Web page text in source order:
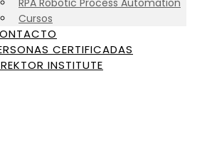
RPA Robotic Process Automation
Cursos
CERTIFICADAS
INSTITUTE